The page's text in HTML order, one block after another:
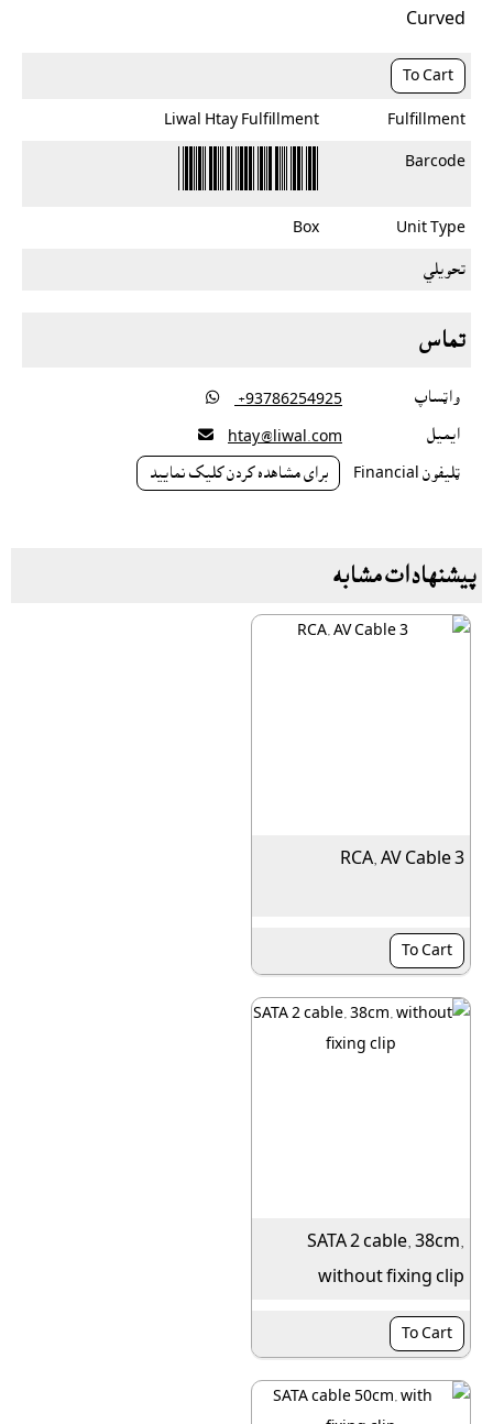
Curved
To Cart
Fulfillment
Liwal Htay Fulfillment
Barcode
Unit Type
Box
تحویلي
تماس
واټساپ ‎ +93786254925

ايميل htay@liwal.com

ټليفون Financial براى مشاهده کردن کليک نماييد
پیشنهادات مشابه
3 RCA, AV Cable
To Cart
SATA 2 cable, 38cm,
without fixing clip
To Cart